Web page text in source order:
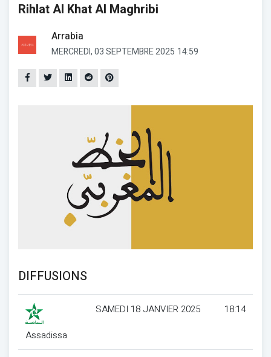
Rihlat Al Khat Al Maghribi
Arrabia
MERCREDI, 03 SEPTEMBRE 2025 14:59
DIFFUSIONS
Assadissa
SAMEDI 18 JANVIER 2025 18:14